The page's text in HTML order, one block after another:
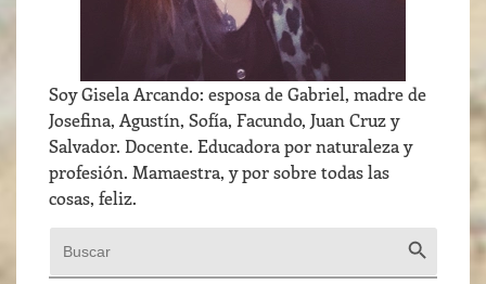
Soy Gisela Arcando: esposa de Gabriel, madre de
Josefina, Agustín, Sofía, Facundo, Juan Cruz y
Salvador. Docente. Educadora por naturaleza y
profesión. Mamaestra, y por sobre todas las
cosas, feliz.
Buscar:
Botón de